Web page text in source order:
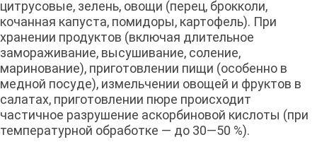
цитрусовые, зелень, овощи (перец, брокколи,
кочанная капуста, помидоры, картофель). При
хранении продуктов (включая длительное
замораживание, высушивание, соление,
маринование), приготовлении пищи (особенно в
медной посуде), измельчении овощей и фруктов в
салатах, приготовлении пюре происходит
частичное разрушение аскорбиновой кислоты (при
температурной обработке — до 30—50 %).